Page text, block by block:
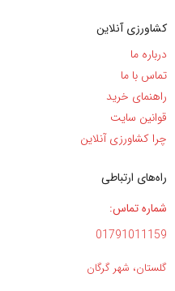
کشاورزی آنلاین
درباره ما
تماس با ما
راهنمای خرید
قوانین سایت
چرا کشاورزی آنلاین
راه‌های ارتباطی
شماره تماس:
01791011159
گلستان، شهر گرگان